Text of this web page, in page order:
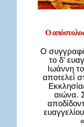
Ο
Ο
το δ'
Ιωάννη
αποτελεί
αιώνα.